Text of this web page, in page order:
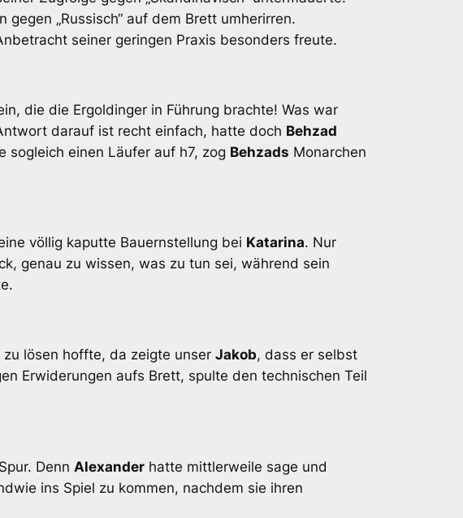
„Russisch“ auf dem Brett umherirren.
seiner geringen Praxis besonders freute.
die die Ergoldinger in Führung brachte! Was war
darauf ist recht einfach, hatte doch Behzad
einen Läufer auf h7, zog Behzads Monarchen
völlig kaputte Bauernstellung bei Katarina. Nur
genau zu wissen, was zu tun sei, während sein
lösen hoffte, da zeigte unser Jakob, dass er selbst
Erwiderungen aufs Brett, spulte den technischen Teil
Denn Alexander hatte mittlerweile sage und
ins Spiel zu kommen, nachdem sie ihren